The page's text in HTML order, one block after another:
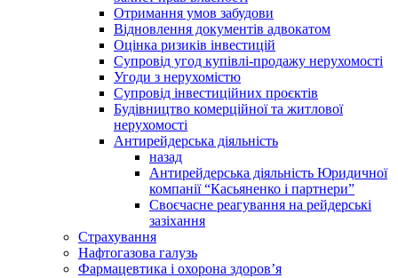
Отримання умов забудови
Відновлення документів адвокатом
Оцінка ризиків інвестицій
Супровід угод купівлі-продажу нерухомості
Угоди з нерухомістю
Супровід інвестиційних проєктів
Будівництво комерційної та житлової
нерухомості
Антирейдерська діяльність
назад
Антирейдерська діяльність Юридичної
компанії “Касьяненко і партнери”
Своєчасне реагування на рейдерські
зазіхання
Страхування
Нафтогазова галузь
Фармацевтика і охорона здоров’я